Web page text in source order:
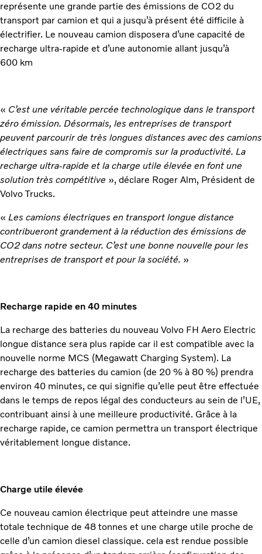
représente une grande partie des émissions de CO2 du
transport par camion et qui a jusqu’à présent été difficile à
électrifier. Le nouveau camion disposera d’une capacité de
recharge ultra-rapide et d’une autonomie allant jusqu’à
600 km
« C’est une véritable percée technologique dans le transport
zéro émission. Désormais, les entreprises de transport
peuvent parcourir de très longues distances avec des camions
électriques sans faire de compromis sur la productivité. La
recharge ultra-rapide et la charge utile élevée en font une
solution très compétitive », déclare Roger Alm, Président de
Volvo Trucks.
« Les camions électriques en transport longue distance
contribueront grandement à la réduction des émissions de
CO2 dans notre secteur. C’est une bonne nouvelle pour les
entreprises de transport et pour la société. »
Recharge rapide en 40 minutes
La recharge des batteries du nouveau Volvo FH Aero Electric
longue distance sera plus rapide car il est compatible avec la
nouvelle norme MCS (Megawatt Charging System). La
recharge des batteries du camion (de 20 % à 80 %) prendra
environ 40 minutes, ce qui signifie qu’elle peut être effectuée
dans le temps de repos légal des conducteurs au sein de l’UE,
contribuant ainsi à une meilleure productivité. Grâce à la
recharge rapide, ce camion permettra un transport électrique
véritablement longue distance.
Charge utile élevée
Ce nouveau camion électrique peut atteindre une masse
totale technique de 48 tonnes et une charge utile proche de
celle d’un camion diesel classique. cela est rendue possible